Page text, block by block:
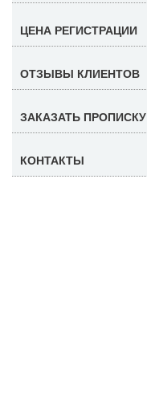
ЦЕНА РЕГИСТРАЦИИ
ОТЗЫВЫ КЛИЕНТОВ
ЗАКАЗАТЬ ПРОПИСКУ
КОНТАКТЫ